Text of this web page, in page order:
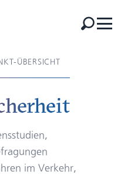
ÜBERSICHT
im Verkehr,